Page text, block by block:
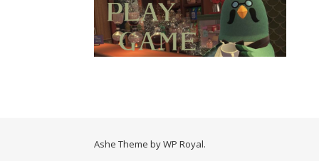
Ashe Theme byWP Royal.